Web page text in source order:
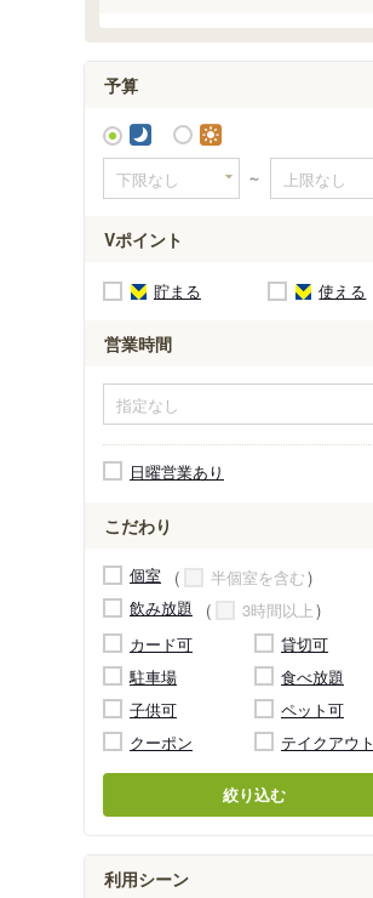
予算
～
Vポイント
貯まる 使える
営業時間
日曜営業あり
こだわり
個室
半個室を含む
飲み放題
3時間以上
カード可
貸切可
駐車場
食べ放題
子供可
ペット可
クーポン
テイクアウト
絞り込む
利用シーン